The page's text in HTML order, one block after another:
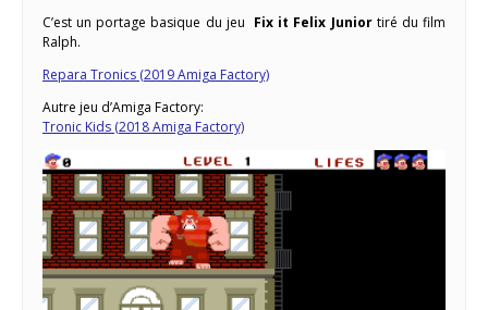
C’est un portage basique du jeu Fix it Felix Juniortiré du film
Ralph.
Repara Tronics (2019 Amiga Factory)
Autre jeu d’Amiga Factory:
Tronic Kids (2018 Amiga Factory)